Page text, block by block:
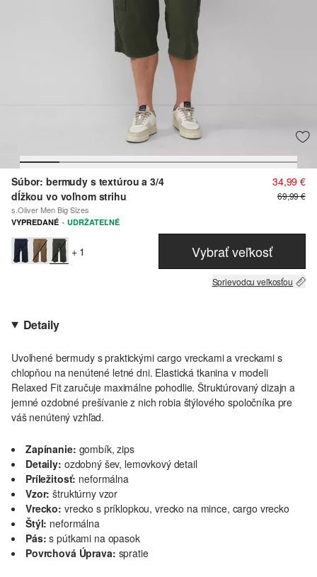
Súbor: bermudy s textúrou a 3/4
dĺžkou vo voľnom strihu
s.Oliver Men Big Sizes
34,99 €
69,99 €
VYPREDANÉ · UDRŽATEĽNÉ
+ 1 Vybrať veľkosť
Sprievodcu veľkosťou
Detaily
Uvoľnené bermudy s praktickými cargo vreckami a vreckami s
chlopňou na nenútené letné dni. Elastická tkanina v modeli
Relaxed Fit zaručuje maximálne pohodlie. Štruktúrovaný dizajn a
jemné ozdobné prešívanie z nich robia štýlového spoločníka pre
váš nenútený vzhľad.
Zapínanie: gombík, zips
Detaily: ozdobný šev, lemovkový detail
Príležitosť: neformálna
Vzor: štruktúrny vzor
Vrecko: vrecko s príklopkou, vrecko na mince, cargo vrecko
Štýl: neformálna
Pás: s pútkami na opasok
Povrchová Úprava: spratie